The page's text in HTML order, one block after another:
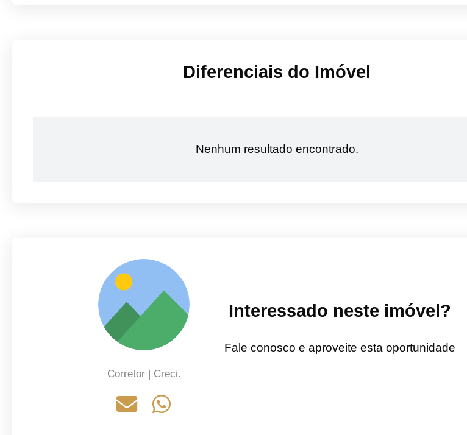
Diferenciais do Imóvel
Nenhum resultado encontrado.
Corretor | Creci.
Interessado neste imóvel?
Fale conosco e aproveite esta oportunidade